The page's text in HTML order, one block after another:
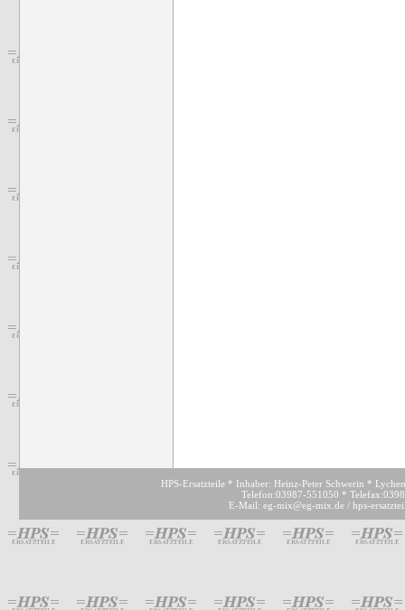
HPS-Ersatzteile * Inhaber: Heinz-Peter Schwerin *
Telefon:03987-551050 *
E-Mail: eg-mix@eg-mix.de / hps-